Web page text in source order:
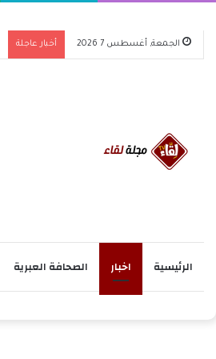
الجمعة, أغسطس 7 2026 أخبار عاجلة
الرئيسية اخبار الصحافة العبرية